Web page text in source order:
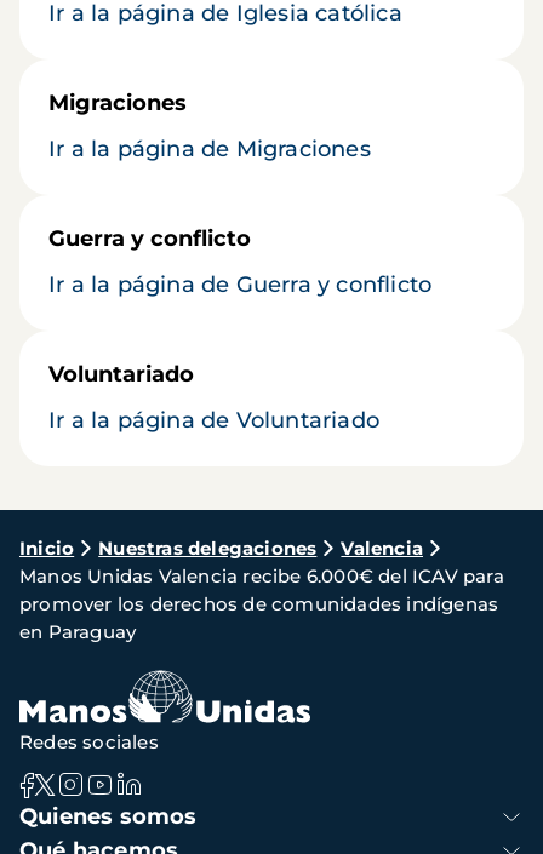
Ir a la página de Iglesia católica
Migraciones
Ir a la página de Migraciones
Guerra y conflicto
Ir a la página de Guerra y conflicto
Voluntariado
Ir a la página de Voluntariado
Ruta
de
navegación
Inicio Nuestras delegaciones
Valencia
Manos Unidas Valencia recibe 6.000€ del ICAV para
promover los derechos de comunidades indígenas
en Paraguay
Navegación
principal
Quienes somos
Redes sociales